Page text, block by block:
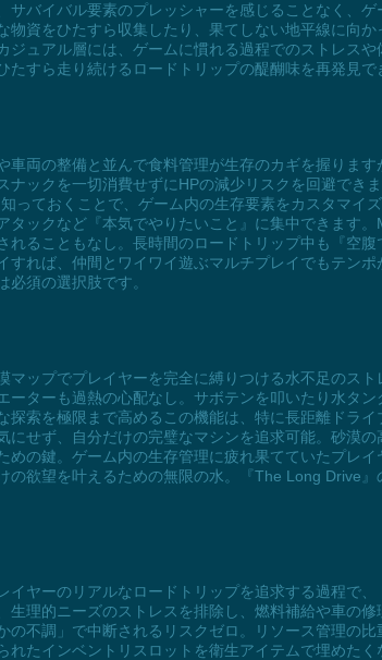
バイバル要素のプレッシャーを感じることなく、
資をひたすら収集したり、果てしない地平線に向
ュアル層には、ゲームに慣れる過程でのストレス
すら走り続けるロードトリップの醍醐味を再発見で
両の整備と並んで食料管理が生存のカギを握りま
ックを一切消費せずにHPの減少リスクを回避でき
っておくことで、ゲーム内の生存要素をカスタマイ
ックなど『本気でやりたいこと』に集中できます
ることもなし。長時間のロードトリップ中も『空
れば、仲間とワイワイ遊ぶマルチプレイでもテンポ
須の選択肢です。
ップでプレイヤーを完全に縛りつける水不足のス
ターも過熱の心配なし。サボテンを叩いたり水タ
索を極限まで高めるこの機能は、特に長距離ドラ
せず、自分だけの完璧なマシンを追求可能。砂漠
の鍵。ゲーム内の生存管理に疲れ果てていたプレ
欲望を叶えるための無限の水。『The Long Drive
ヤーのリアルなロードトリップを追求する過程で
理的ニーズのストレスを排除し、燃料補給や車の
不調」で中断されるリスクゼロ。リソース管理の
たインベントリスロットを衛生アイテムで埋めた